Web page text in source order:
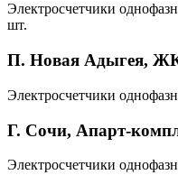
Электросчетчики
шт.
П. Новая Адыгея,
Электросчетчики
Г. Сочи, Апарт-
Электросчетчики